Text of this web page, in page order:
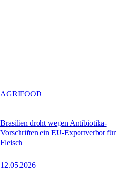
Brasilien droht wegen Antibiotika-
Vorschriften ein EU-Exportverbot für
Fleisch
12.05.2026
AGRIFOOD